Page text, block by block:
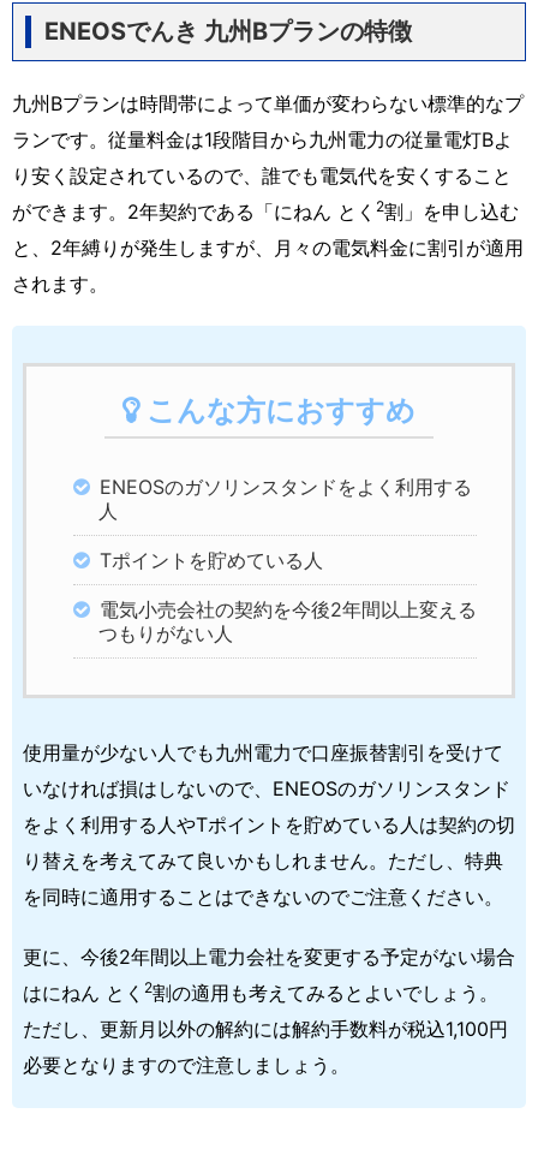
ENEOSでんき 九州Bプランの特徴
九州Bプランは時間帯によって単価が変わらない標準的なプ
ランです。従量料金は1段階目から九州電力の従量電灯Bよ
り安く設定されているので、誰でも電気代を安くすること
ができます。2年契約である「にねん とく 2割」を申し込む
と、2年縛りが発生しますが、月々の電気料金に割引が適用
されます。
こんな方におすすめ
ENEOSのガソリンスタンドをよく利用する
人
Tポイントを貯めている人
電気小売会社の契約を今後2年間以上変える
つもりがない人
使用量が少ない人でも九州電力で口座振替割引を受けて
いなければ損はしないので、ENEOSのガソリンスタンド
をよく利用する人やTポイントを貯めている人は契約の切
り替えを考えてみて良いかもしれません。ただし、特典
を同時に適用することはできないのでご注意ください。
更に、今後2年間以上電力会社を変更する予定がない場合
はにねん とく 2割の適用も考えてみるとよいでしょう。
ただし、更新月以外の解約には解約手数料が税込1,100円
必要となりますので注意しましょう。